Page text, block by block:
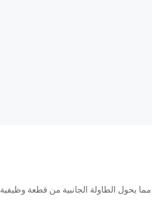
يحول الطاولة الجانبية من قطعة وظيفية